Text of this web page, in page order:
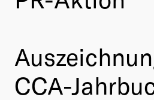
CCA-